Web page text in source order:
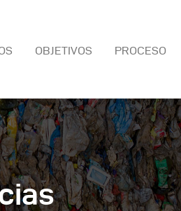
OBJETIVOS PROCESO